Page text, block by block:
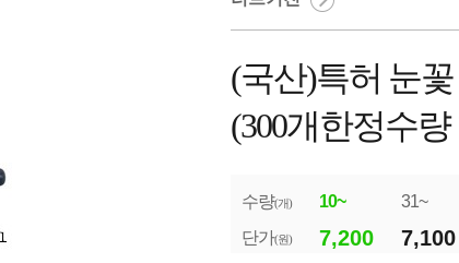
(국산)특허 눈
(300개한정수
수량(개) 10~ 31~
단가(원) 7,200 7,100